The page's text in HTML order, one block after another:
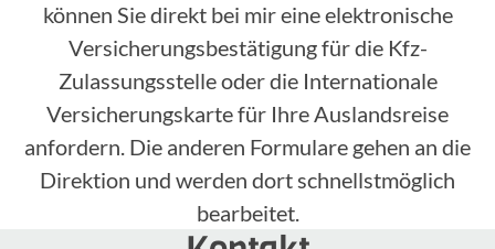
können Sie direkt bei mir eine elektronische
Versicherungsbestätigung für die Kfz-
Zulassungsstelle oder die Internationale
Versicherungskarte für Ihre Auslandsreise
anfordern. Die anderen Formulare gehen an die
Direktion und werden dort schnellstmöglich
bearbeitet.